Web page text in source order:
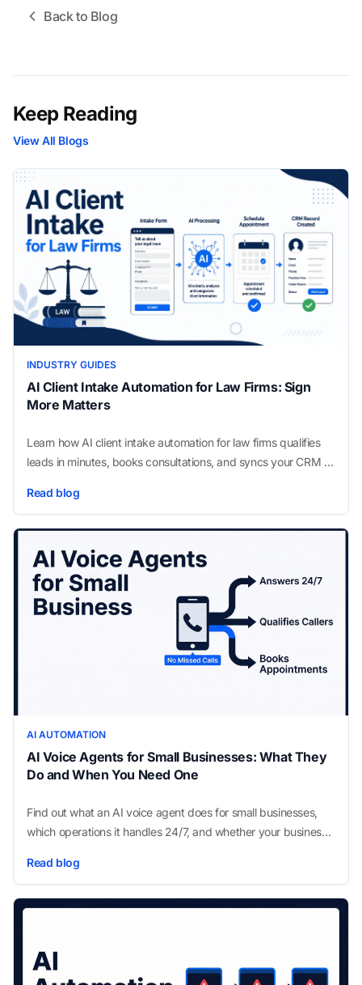
Back to Blog
Keep Reading
View All Blogs
INDUSTRY GUIDES
AI Client Intake Automation for Law Firms: Sign
More Matters
Learn how AI client intake automation for law firms qualifies
leads in minutes, books consultations, and syncs your CRM so
Read blog
AI AUTOMATION
AI Voice Agents for Small Businesses: What They
Do and When You Need One
Find out what an AI voice agent does for small businesses,
which operations it handles 24/7, and whether your business
Read blog